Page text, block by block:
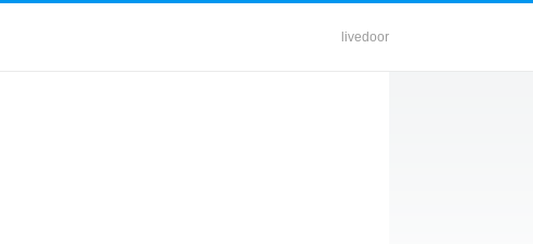
livedoor